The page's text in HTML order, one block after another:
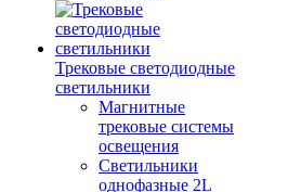
Трековые светодиодные
светильники
Магнитные
трековые системы
освещения
Светильники
однофазные 2L